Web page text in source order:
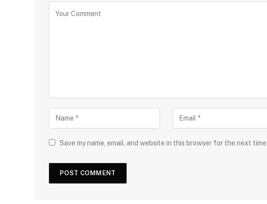
Save my name, email, and website in this browser for the next